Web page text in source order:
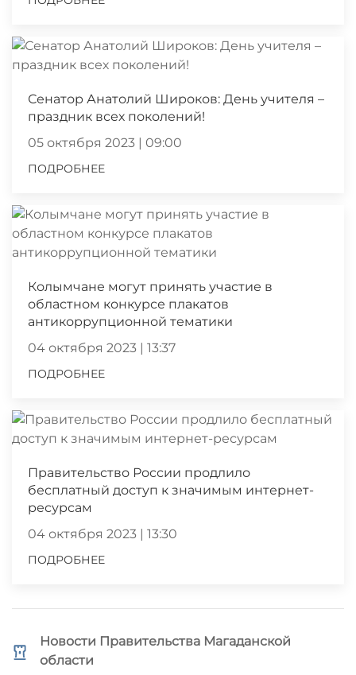
Сенатор Анатолий Широков: День учителя –
праздник всех поколений!
05 октября 2023 | 09:00
ПОДРОБНЕЕ
Колымчане могут принять участие в
областном конкурсе плакатов
антикоррупционной тематики
04 октября 2023 | 13:37
ПОДРОБНЕЕ
Правительство России продлило
бесплатный доступ к значимым интернет-
ресурсам
04 октября 2023 | 13:30
ПОДРОБНЕЕ
Новости Правительства Магаданской
области